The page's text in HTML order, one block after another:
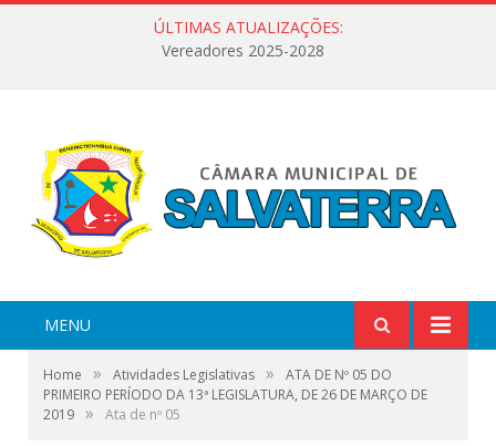
ÚLTIMAS ATUALIZAÇÕES:
Vereadores 2025-2028
MENU
Home » Atividades Legislativas »
ATA DE Nº 05 DO
PRIMEIRO PERÍODO DA 13ª LEGISLATURA, DE 26 DE MARÇO DE
2019 » Ata de nº 05